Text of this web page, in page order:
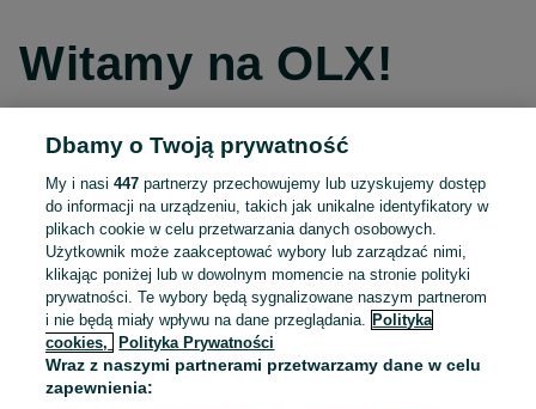
Witamy na OLX!
Kontynuuj przez Facebooka
Kontynuuj przez konto Apple
Kontynuuj przez konto Google
LUB
Dbamy o Twoją prywatność
My i nasi447 partnerzy przechowujemy lub uzyskujemy dostęp
do informacji na urządzeniu, takich jak unikalne identyfikatory w
plikach cookie w celu przetwarzania danych osobowych.
Użytkownik może zaakceptować wybory lub zarządzać nimi,
klikając poniżej lub w dowolnym momencie na stronie polityki
prywatności. Te wybory będą sygnalizowane naszym partnerom
i nie będą miały wpływu na dane przeglądania.
Polityka
cookies,
Polityka Prywatności
Wraz z naszymi partnerami przetwarzamy dane w celu
zapewnienia: